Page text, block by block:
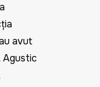
avut
Agustic